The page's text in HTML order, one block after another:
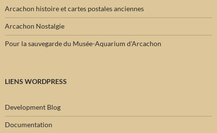
Arcachon histoire et cartes postales anciennes
Arcachon Nostalgie
Pour la sauvegarde du Musée-Aquarium d'Arcachon
LIENS WORDPRESS
Development Blog
Documentation